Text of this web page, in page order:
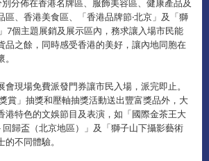
分佈在香港名牌區、服飾美容區、健康產品及
區、香港美食區、「香港品牌節‧北京」及「獅
7個主題展銷及展示區內，務求讓入場市民能
品之餘，同時感受香港的美好，讓內地同胞在
會現場免費派發門券讓市民入場，派完即止。
賞」抽獎和壓軸抽獎活動送出豐富獎品外，大
港特色的文娛節目及表演，如「國際金茶王大
歸盃（北京地區）」及「獅子山下攝影藝術
不同體驗。